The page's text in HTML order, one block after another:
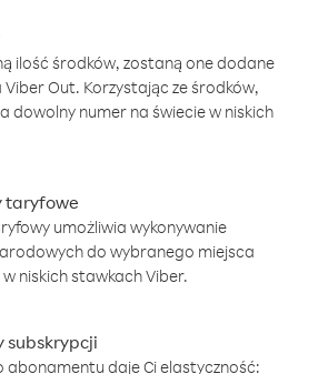
ilość środków, zostaną one dodane
Out. Korzystając ze środków,
dowolny numer na świecie w niskich
taryfowe
umożliwia wykonywanie
do wybranego miejsca
niskich stawkach Viber.
subskrypcji
abonamentu daje Ci elastyczność: